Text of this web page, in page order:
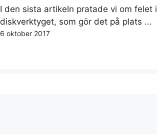
I den sista artikeln pratade vi om felet i
diskverktyget, som gör det på plats ...
6 oktober 2017